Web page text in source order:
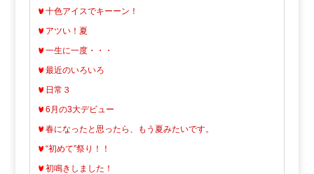
十色アイスでキーーン！
アツい！夏
一生に一度・・・
最近のいろいろ
日常３
6月の3大デビュー
春になったと思ったら、もう夏みたいです。
“初めて”祭り！！
初鳴きしました！